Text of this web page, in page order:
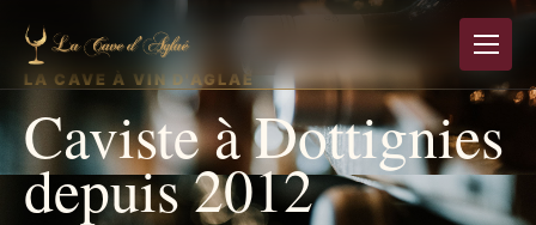
LA CAVE À VIN D'AGLAÉ
Caviste à Dottignies
depuis 2012